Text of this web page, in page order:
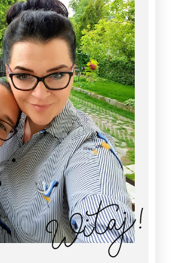
Witaj!